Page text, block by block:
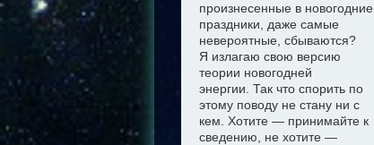
произнесенные в новогодние
праздники, даже самые
невероятные, сбываются?
Я излагаю свою версию
теории новогодней
энергии. Так что спорить по
этому поводу не стану ни с
кем. Хотите — принимайте к
сведению, не хотите —